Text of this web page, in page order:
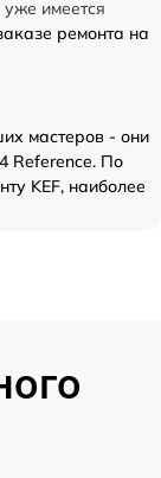
уже имеется
ремонта на
мастеров - они
Reference. По
KEF, наиболее